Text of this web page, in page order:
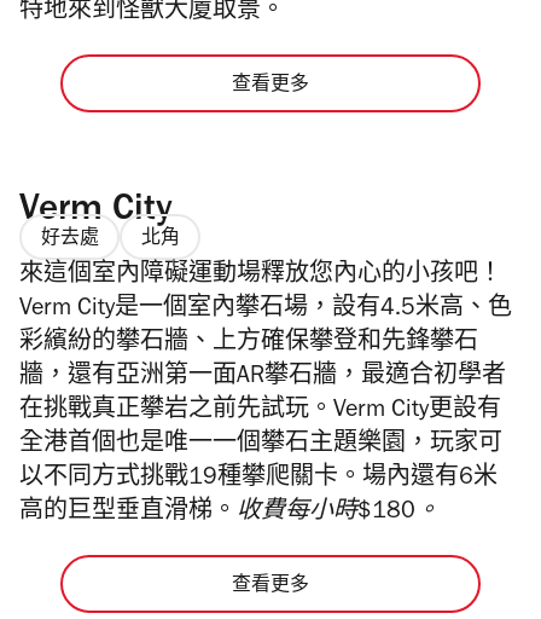
特地來到怪獸大廈取景。
查看更多
Verm City
好去處 北角
來這個室內障礙運動場釋放您內心的小孩吧！
Verm City是一個室內攀石場，設有4.5米高、色
彩繽紛的攀石牆、上方確保攀登和先鋒攀石
牆，還有亞洲第一面AR攀石牆，最適合初學者
在挑戰真正攀岩之前先試玩。Verm City更設有
全港首個也是唯一一個攀石主題樂園，玩家可
以不同方式挑戰19種攀爬關卡。場內還有6米
高的巨型垂直滑梯。 收費每小時$180。
查看更多